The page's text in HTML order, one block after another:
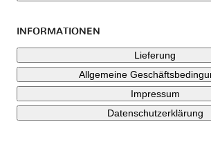
INFORMATIONEN
Lieferung
Allgemeine
Impressum
Datenschutzerklärung